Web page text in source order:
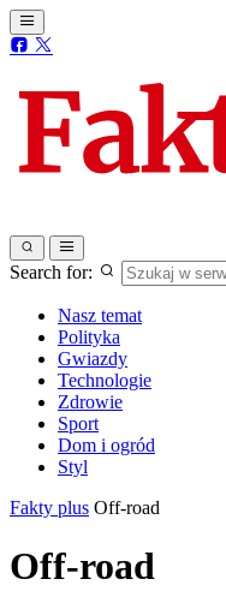
Search for:
Nasz temat
Polityka
Gwiazdy
Technologie
Zdrowie
Sport
Dom i ogród
Styl
Fakty plus Off-road
Off-road